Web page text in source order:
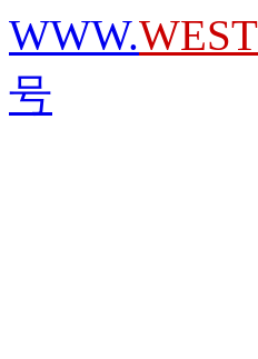
WWW.
号